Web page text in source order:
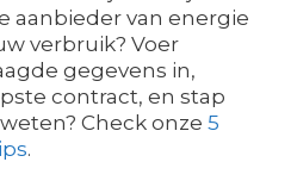
aanbieder van energie
verbruik? Voer
gegevens in,
contract, en stap
Check onze 5
.